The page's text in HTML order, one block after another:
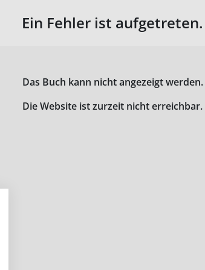
Ein Fehler ist aufgetreten.
Das Buch kann nicht angezeigt werden.
Die Website ist zurzeit nicht erreichbar.